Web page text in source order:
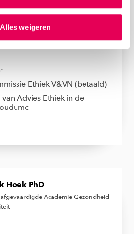
te plaatsen. Lees
. Via ‘Zelf instellen’ kun je ook zelf
we plaatsen. Je kunt je
Alles weigeren
Hermsen PhD
en ethica
Ethiek V&VN (betaald)
van Advies Ethiek in de
Hermsen PhD
Hoek PhD
Academie Gezondheid